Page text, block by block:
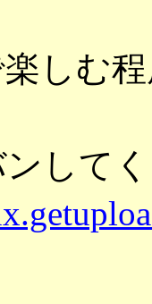
しむ
して